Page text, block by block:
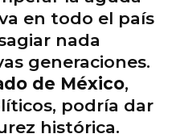
en todo el país
nada
generaciones.
de México,
podría dar
histórica.